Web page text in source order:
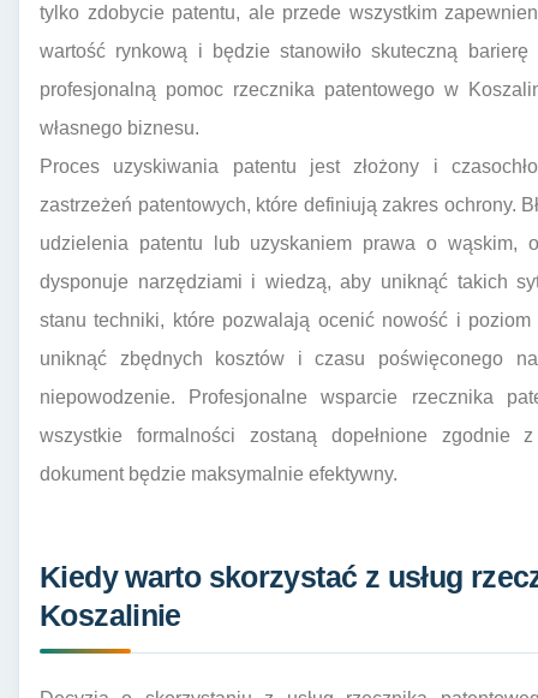
tylko zdobycie patentu, ale przede wszystkim
wartość rynkową i będzie stanowiło skuteczną
profesjonalną pomoc rzecznika patentowego w
własnego biznesu.
Proces uzyskiwania patentu jest złożony i
zastrzeżeń patentowych, które definiują zakres ochrony.
udzielenia patentu lub uzyskaniem prawa o wąskim,
dysponuje narzędziami i wiedzą, aby uniknąć takich
stanu techniki, które pozwalają ocenić nowość i
uniknąć zbędnych kosztów i czasu poświęconego
niepowodzenie. Profesjonalne wsparcie rzecznika
wszystkie formalności zostaną dopełnione zgodnie
dokument będzie maksymalnie efektywny.
Kiedy warto skorzystać z usług
Koszalinie